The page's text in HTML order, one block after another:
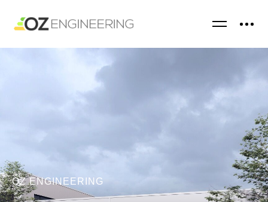
OZ ENGINEERING